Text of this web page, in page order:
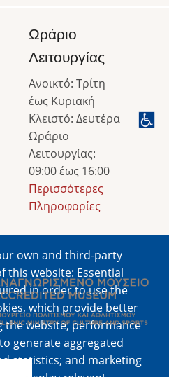
own and third-party
this website: Essential
in order to use the
which provide better
the website; performance
generate aggregated
statistics; and marketing
Ωράριο
Λειτουργίας
Ανοικτό: Τρίτη
έως Κυριακή
Κλειστό: Δευτέρα
Ωράριο
Λειτουργίας:
09:00 έως 16:00
Περισσότερες
Πληροφορίες